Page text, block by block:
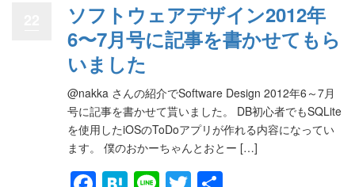
ソフトウェアデザイン2012年
6〜7月号に記事を書かせてもら
いました
@nakka さんの紹介でSoftware Design 2012年6～7月
号に記事を書かせて貰いました。 DB初心者でもSQLite
を使用したiOSのToDoアプリが作れる内容になってい
ます。 僕のおかーちゃんとおとー […]